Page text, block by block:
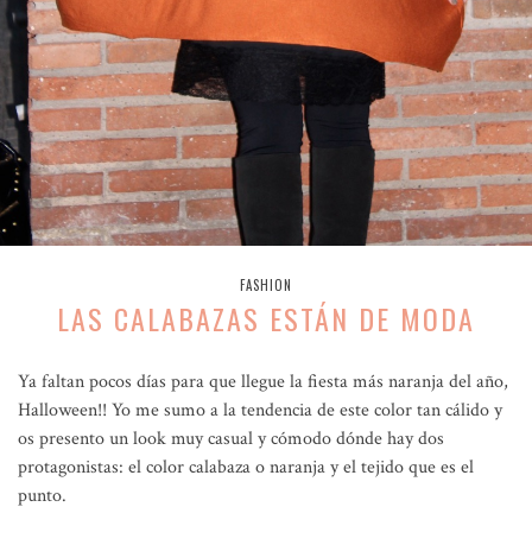
FASHION
LAS CALABAZAS ESTÁN DE MODA
Ya faltan pocos días para que llegue la fiesta más naranja del año,
Halloween!! Yo me sumo a la tendencia de este color tan cálido y
os presento un look muy casual y cómodo dónde hay dos
protagonistas: el color calabaza o naranja y el tejido que es el
punto.